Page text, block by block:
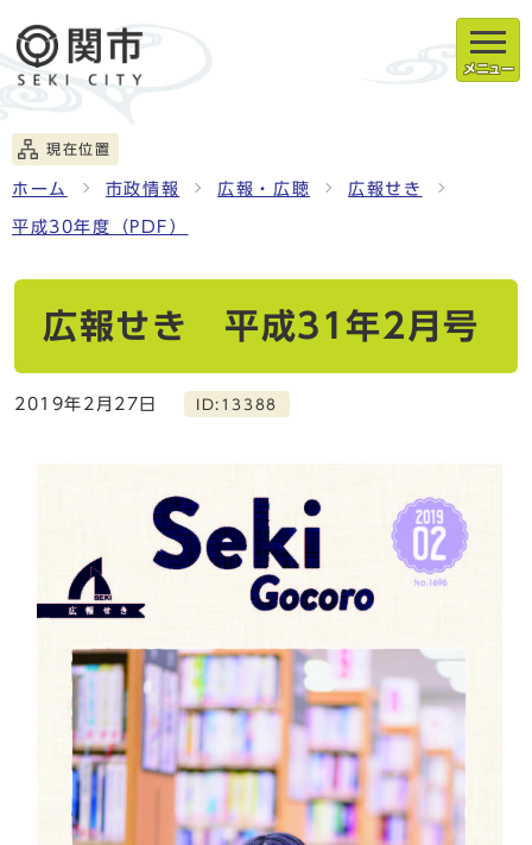
メニュー
現在位置
ホーム 市政情報 広報・広聴 広報せき
平成30年度（PDF）
広報せき 平成31年2月号
2019年2月27日 ID:13388